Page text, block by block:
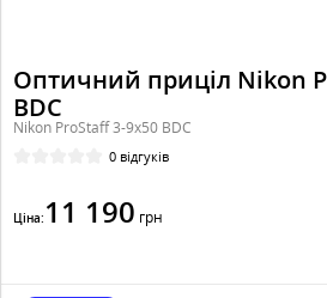
Оптичний приціл Nikon
BDC
Nikon ProStaff 3-9x50 BDC
0 відгуків
Ціна: 11 190 грн